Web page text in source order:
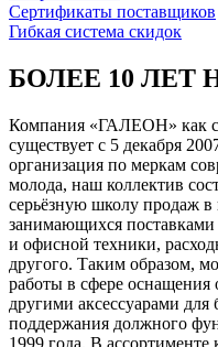
Сертификаты поставщиков
Гибкая система скидок
БОЛЕЕ 10 ЛЕТ
Компания «ГАЛЕОН» как
существует с 5 декабря
организация по меркам
молода, наш коллектив
серьёзную школу продаж в
занимающихся
и офисной техники,
другого. Таким образом,
работы в сфере
другими аксессуарами
поддержания должного
1999 года. В